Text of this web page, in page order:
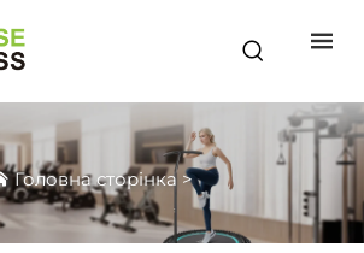
Головна сторінка>